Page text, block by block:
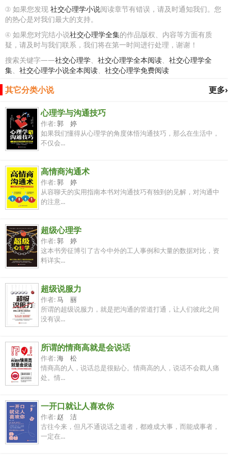
③ 如果您发现 社交心理学小说阅读章节有错误，请及时通知我们。您
的热心是对我们最大的支持。
④ 如果您对完结小说社交心理学全集的作品版权、内容等方面有质
疑，请及时与我们联系，我们将在第一时间进行处理，谢谢！
搜索关键字——社交心理学、 社交心理学全本阅读、 社交心理学全
集、 社交心理学小说全本阅读、 社交心理学免费阅读
更多›
其它分类小说
心理学与沟通技巧
作者:郭 婷
如果我们懂得从心理学的角度体悟沟通技巧，那么在生活中，
不仅会...
高情商沟通术
作者:郭 婷
从容聊天的实用指南本书对沟通技巧有独到的见解，对沟通中
的注意...
超级心理学
作者:郭 婷
这本书旁征博引了古今中外的工人事例和大量的数据对比，资
料详实...
超级说服力
作者:马 丽
所谓的超级说服力，就是把沟通的管道打通，让人们彼此之间
没有误...
所谓的情商高就是会说话
作者:海 松
情商高的人，说话总是很贴心。情商高的人，说话不会戳人痛
处。情...
一开口就让人喜欢你
作者: 赵 洁
古往今来，但凡不通说话之道者，都难成大事，而能成事者，
一定在...